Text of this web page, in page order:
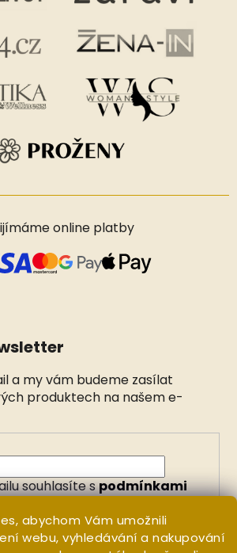
abychom Vám umožnili
webu, vyhledávání a nakupování
online platby
a my vám budeme zasílat
produktech na našem e-
souhlasíte spodmínkami